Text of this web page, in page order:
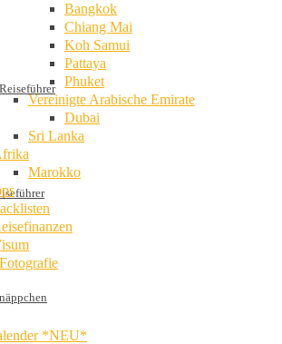
Bangkok
Chiang Mai
Koh Samui
Pattaya
Phuket
Vereinigte Arabische Emirate
Dubai
Sri Lanka
Marokko
*NEU*